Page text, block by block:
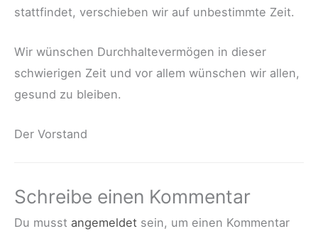
stattfindet, verschieben wir auf unbestimmte Zeit.
Wir wünschen Durchhaltevermögen in dieser
schwierigen Zeit und vor allem wünschen wir allen,
gesund zu bleiben.
Der Vorstand
Schreibe einen Kommentar
Du musst angemeldet sein, um einen Kommentar